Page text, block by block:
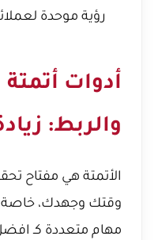
رؤية موحدة
أدوات
والربط:
الأتمتة هي مفتاح
وقتك وجهدك، خاصة
مهام متعددة كـ